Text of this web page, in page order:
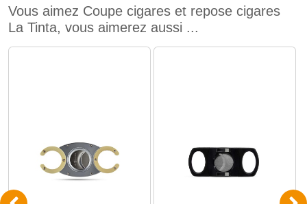
Vous aimez Coupe cigares et repose cigares
La Tinta, vous aimerez aussi ...